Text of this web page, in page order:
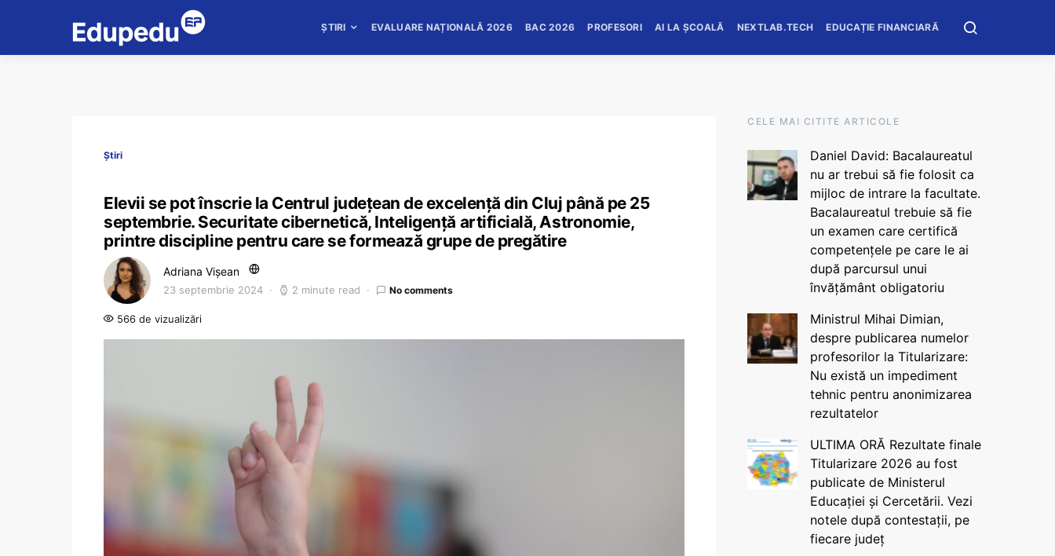
ȘTIRI EVALUARE NAȚIONALĂ 2026 BAC 2026 PROFESORI AI LA ȘCOALĂ NEXTLAB.TECH EDUCAȚIE FINANCIARĂ
Știri
Elevii se pot înscrie la Centrul județean de excelență din Cluj până pe 25
septembrie. Securitate cibernetică, Inteligență artificială, Astronomie,
printre discipline pentru care se formează grupe de pregătire
Adriana Vișean
23 septembrie 2024 2 minute read No comments
566 de vizualizări
CELE MAI CITITE ARTICOLE
Daniel David: Bacalaureatul
nu ar trebui să fie folosit ca
mijloc de intrare la facultate.
Bacalaureatul trebuie să fie
un examen care certifică
competențele pe care le ai
după parcursul unui
învățământ obligatoriu
Ministrul Mihai Dimian,
despre publicarea numelor
profesorilor la Titularizare:
Nu există un impediment
tehnic pentru anonimizarea
rezultatelor
ULTIMA ORĂ Rezultate finale
Titularizare 2026 au fost
publicate de Ministerul
Educației și Cercetării. Vezi
notele după contestații, pe
fiecare județ